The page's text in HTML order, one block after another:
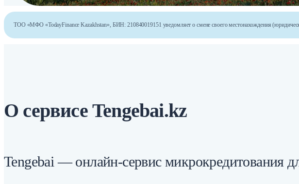
ТОО «МФО «TodayFinance Kazakhstan», БИН: 210840019151 уведомляет о смене своего местонахождения
О сервисе Tengebai.kz
Tengebai — онлайн-сервис микрокредитования